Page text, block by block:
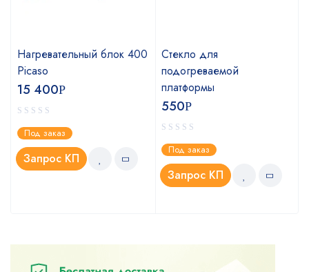
Нагревательный блок 400
Picaso
15 400Р
Под заказ
Запрос КП
Стекло для
подогреваемой
платформы
550Р
Под заказ
Запрос КП